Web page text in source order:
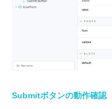
Submitボタンの動作確認